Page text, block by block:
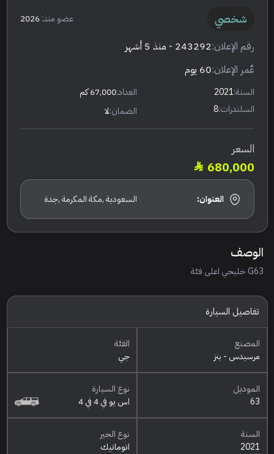
شخصي عضو منذ:2026
رقم الإعلان:243292 - منذ 5 أشهر
عٌمر الإعلان:60 يوم
السنة:2021 العداد:67,000 كم
السلندرات:8 الضمان:لا
السعر
680,000
العنوان: السعودية ,مكة المكرمة ,جدة
الوصف
G63 خليجي اعلى فئة
تفاصيل السيارة
المصنع
مرسيدس - بنز
الفئة
جي
الموديل
63
نوع السيارة
اس يو في 4 في 4
السنة
2021
نوع الجير
اتوماتيك